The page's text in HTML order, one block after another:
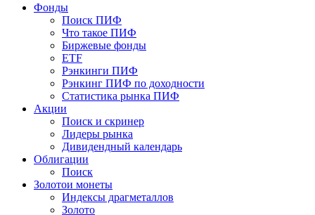
Фонды
Поиск ПИФ
Что такое ПИФ
Биржевые фонды
ETF
Рэнкинги ПИФ
Рэнкинг ПИФ по доходности
Статистика рынка ПИФ
Акции
Поиск и скринер
Лидеры рынка
Дивидендный календарь
Облигации
Поиск
Золотои монеты
Индексы драгметаллов
Золото